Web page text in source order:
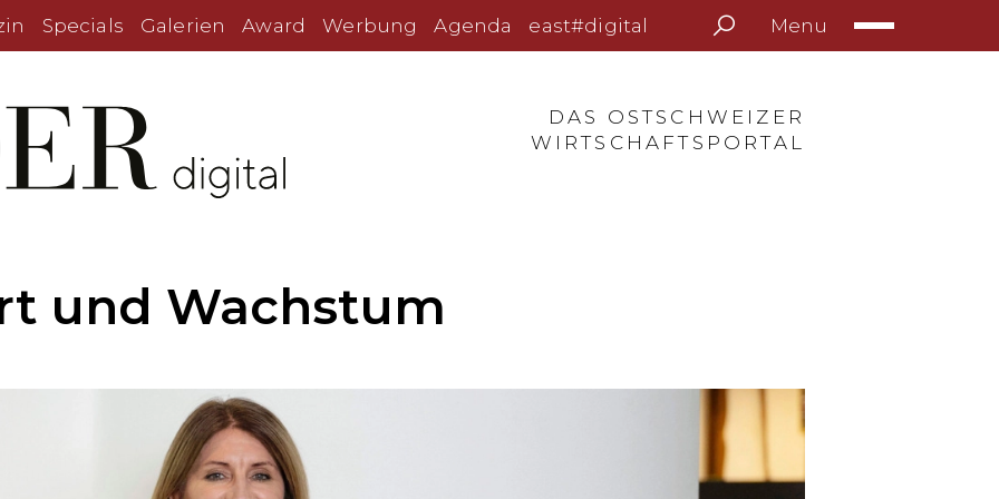
Specials Galerien Award Werbung Agenda east#digital Menu
DAS OSTSCHWEIZER
WIRTSCHAFTSPORTAL
und Wachstum